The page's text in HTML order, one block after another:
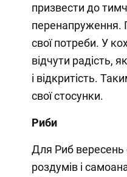
призвести до
перенапруження.
свої потреби. У
відчути радість,
і відкритість.
свої стосунки.
Риби
Для Риб вересень
роздумів і